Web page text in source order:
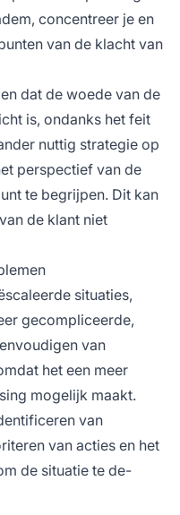
concentreer je en
van de klacht van
dat de woede van de
is, ondanks het feit
nuttig strategie op
perspectief van de
te begrijpen. Dit kan
de klant niet
situaties,
gecompliceerde,
van
het een meer
mogelijk maakt.
van
van acties en het
de situatie te de-